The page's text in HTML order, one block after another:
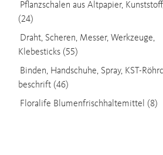
Pflanzschalen aus Altpapier,
(24)
Draht, Scheren, Messer, Werkzeuge,
Klebesticks (55)
Binden, Handschuhe, Spray, KST-
beschrift (46)
Floralife Blumenfrischhaltemittel (8)